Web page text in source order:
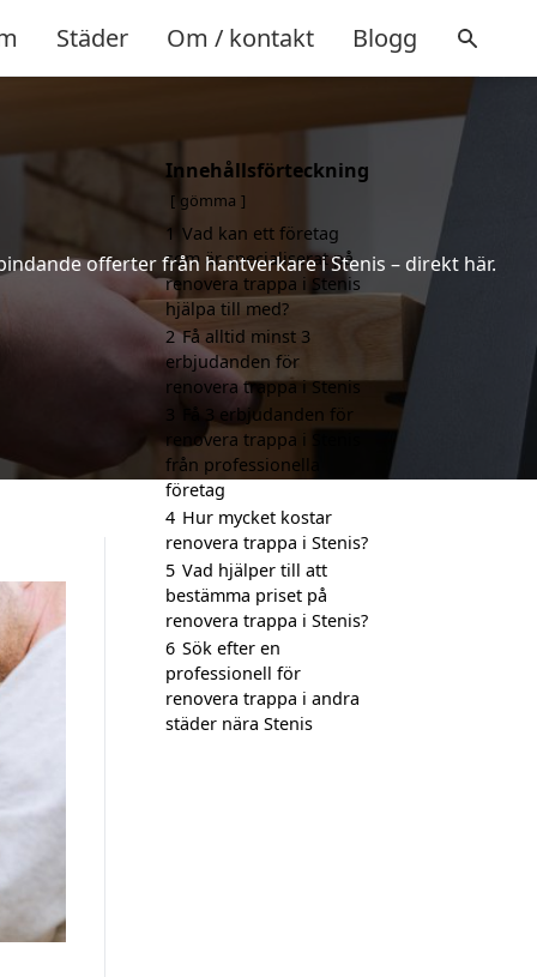
Städer Om / kontakt Blogg
offerter från hantverkare i Stenis – direkt här.
Innehållsförteckning
gömma
1 Vad kan ett företag
som är specialiserat på
renovera trappa i Stenis
hjälpa till med?
2 Få alltid minst 3
erbjudanden för
renovera trappa i Stenis
3
Få 3 erbjudanden för
renovera trappa i Stenis
från professionella
företag
4 Hur mycket kostar
renovera trappa i Stenis?
5 Vad hjälper till att
bestämma priset på
renovera trappa i Stenis?
6 Sök efter en
professionell för
renovera trappa i andra
städer nära Stenis